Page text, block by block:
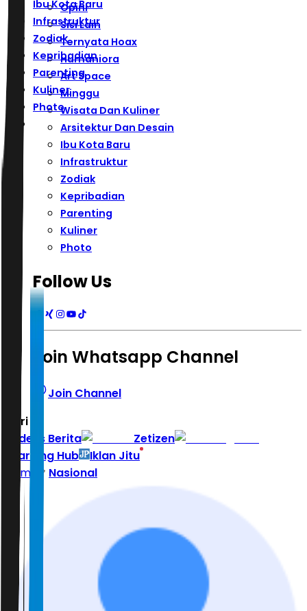
Ibu Kota Baru
Infrastruktur
Zodiak
Kepribadian
Parenting
Kuliner
Photo
Opini
Sisi Lain
Ternyata Hoax
Humaniora
Art Space
Minggu
Wisata Dan Kuliner
Arsitektur Dan Desain
Ibu Kota Baru
Infrastruktur
Zodiak
Kepribadian
Parenting
Kuliner
Photo
Follow Us
Join Whatsapp Channel
Join Channel
Hari ini
Indeks Berita
Zetizen
Learning Hub
Iklan Jitu
Home
Nasional